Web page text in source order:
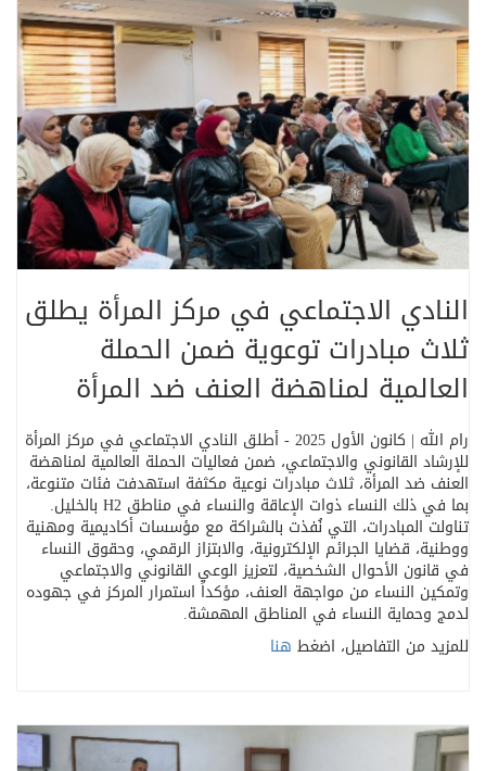
النادي الاجتماعي في مركز المرأة يطلق
ثلاث مبادرات توعوية ضمن الحملة
العالمية لمناهضة العنف ضد المرأة
رام الله | كانون الأول 2025 -أطلق النادي الاجتماعي في مركز المرأة
للإرشاد القانوني والاجتماعي، ضمن فعاليات الحملة العالمية لمناهضة
العنف ضد المرأة، ثلاث مبادرات نوعية مكثفة استهدفت فئات متنوعة،
بما في ذلك النساء ذوات الإعاقة والنساء في مناطق H2 بالخليل.
تناولت المبادرات، التي نُفذت بالشراكة مع مؤسسات أكاديمية ومهنية
ووطنية، قضايا الجرائم الإلكترونية، والابتزاز الرقمي، وحقوق النساء
في قانون الأحوال الشخصية، لتعزيز الوعي القانوني والاجتماعي
وتمكين النساء من مواجهة العنف، مؤكداً استمرار المركز في جهوده
لدمج وحماية النساء في المناطق المهمشة.
للمزيد من التفاصيل، اضغط هنا